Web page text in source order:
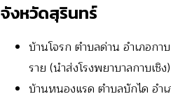
จังหวัดสุรินทร์
บ้านโจรก ตำบลด่าน อำเภอกา
ราย (นำส่งโรงพยาบาลกาบเชิง)
บ้านหนองแรด ตำบลบักได อำ